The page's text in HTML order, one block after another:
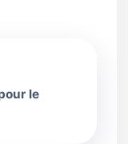
le